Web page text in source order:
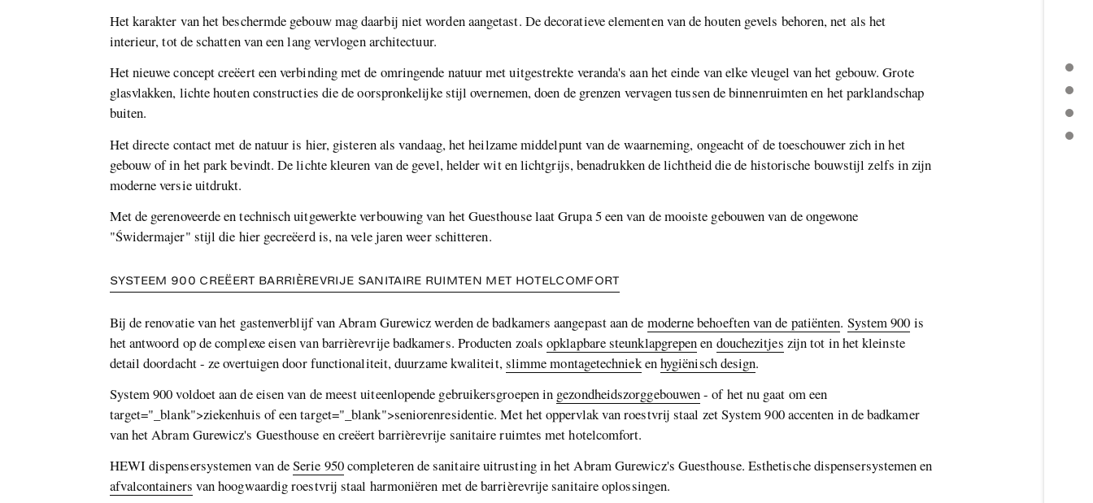
Het karakter van het beschermde gebouw mag daarbij niet worden aangetast. De decoratieve elementen van de houten gevels behoren, net als het
interieur, tot de schatten van een lang vervlogen architectuur.
Het nieuwe concept creëert een verbinding met de omringende natuur met uitgestrekte veranda's aan het einde van elke vleugel van het gebouw. Grote
glasvlakken, lichte houten constructies die de oorspronkelijke stijl overnemen, doen de grenzen vervagen tussen de binnenruimten en het parklandschap
buiten.
Het directe contact met de natuur is hier, gisteren als vandaag, het heilzame middelpunt van de waarneming, ongeacht of de toeschouwer zich in het
gebouw of in het park bevindt. De lichte kleuren van de gevel, helder wit en lichtgrijs, benadrukken de lichtheid die de historische bouwstijl zelfs in zijn
moderne versie uitdrukt.
Met de gerenoveerde en technisch uitgewerkte verbouwing van het Guesthouse laat Grupa 5 een van de mooiste gebouwen van de ongewone
"Świdermajer" stijl die hier gecreëerd is, na vele jaren weer schitteren.
SYSTEEM 900 CREËERT BARRIÈREVRIJE SANITAIRE RUIMTEN MET HOTELCOMFORT
Bij de renovatie van het gastenverblijf van Abram Gurewicz werden de badkamers aangepast aan de moderne behoeften van de patiënten. System 900 is
het antwoord op de complexe eisen van barrièrevrije badkamers. Producten zoalsopklapbare steunklapgrepenen douchezitjes zijn tot in het kleinste
detail doordacht - ze overtuigen door functionaliteit, duurzame kwaliteit, slimme montagetechniekenhygiënisch design.
System 900 voldoet aan de eisen van de meest uiteenlopende gebruikersgroepen in gezondheidszorggebouwen- of het nu gaat om een
target="_blank">ziekenhuis of een target="_blank">seniorenresidentie. Met het oppervlak van roestvrij staal zet System 900 accenten in de badkamer
van het Abram Gurewicz's Guesthouse en creëert barrièrevrije sanitaire ruimtes met hotelcomfort.
HEWI dispensersystemen van deSerie 950completeren de sanitaire uitrusting in het Abram Gurewicz's Guesthouse. Esthetische dispensersystemen en
afvalcontainers van hoogwaardig roestvrij staal harmoniëren met de barrièrevrije sanitaire oplossingen.
INLEIDING
BESCHRIJVING